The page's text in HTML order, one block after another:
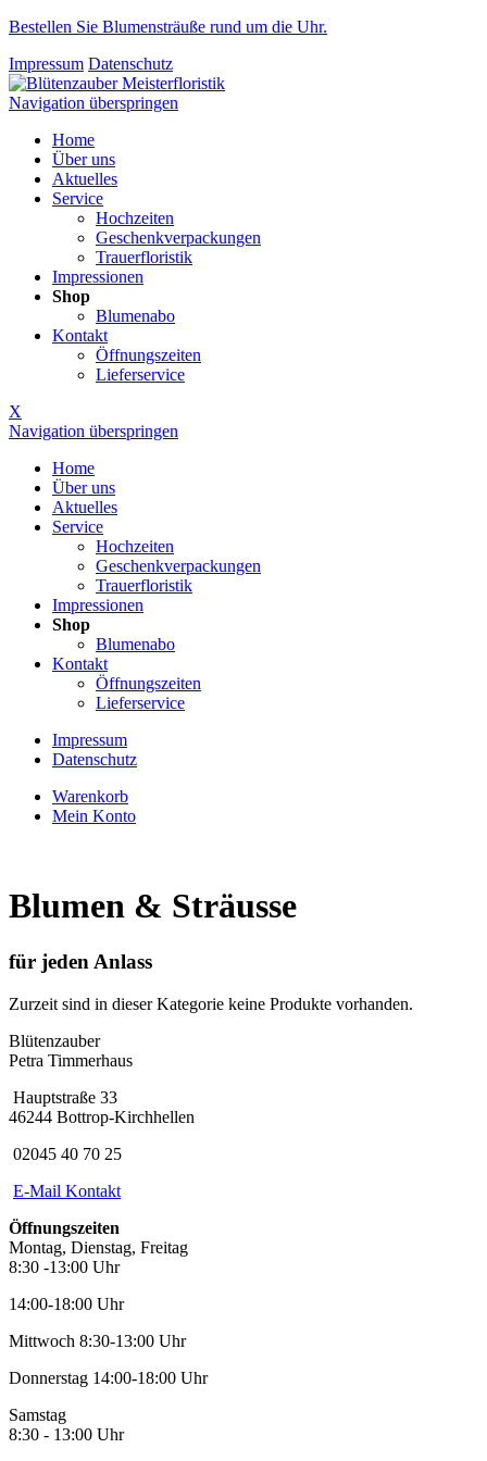
Bestellen Sie Blumensträuße rund um die Uhr.
Impressum Datenschutz
Navigation überspringen
Home
Über uns
Aktuelles
Service
Hochzeiten
Geschenkverpackungen
Trauerfloristik
Impressionen
Shop
Blumenabo
Kontakt
Öffnungszeiten
Lieferservice
X
Navigation überspringen
Home
Über uns
Aktuelles
Service
Hochzeiten
Geschenkverpackungen
Trauerfloristik
Impressionen
Shop
Blumenabo
Kontakt
Öffnungszeiten
Lieferservice
Impressum
Datenschutz
Warenkorb
Mein Konto
Blumen & Sträusse
für jeden Anlass
Zurzeit sind in dieser Kategorie keine Produkte vorhanden.
Blütenzauber
Petra Timmerhaus
Hauptstraße 33
46244 Bottrop-Kirchhellen
02045 40 70 25
E-Mail Kontakt
Öffnungszeiten
Montag, Dienstag, Freitag
8:30 -13:00 Uhr
14:00-18:00 Uhr
Mittwoch 8:30-13:00 Uhr
Donnerstag 14:00-18:00 Uhr
Samstag
8:30 - 13:00 Uhr